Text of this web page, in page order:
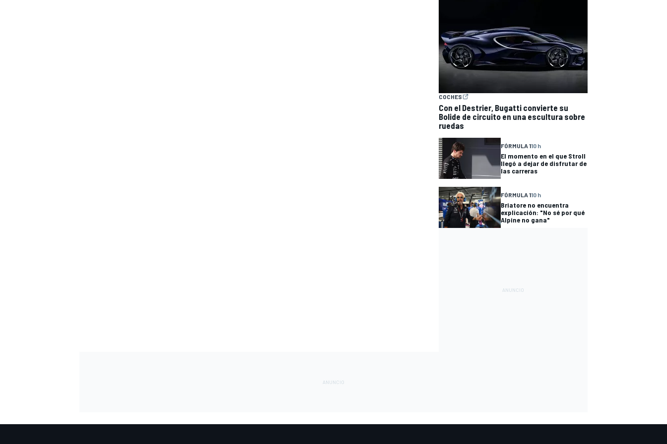
COCHES
Con el Destrier, Bugatti convierte su
Bolide de circuito en una escultura sobre
ruedas
FÓRMULA 110 h
El momento en el que Stroll
llegó a dejar de disfrutar de
las carreras
FÓRMULA 110 h
Briatore no encuentra
explicación: "No sé por qué
Alpine no gana"